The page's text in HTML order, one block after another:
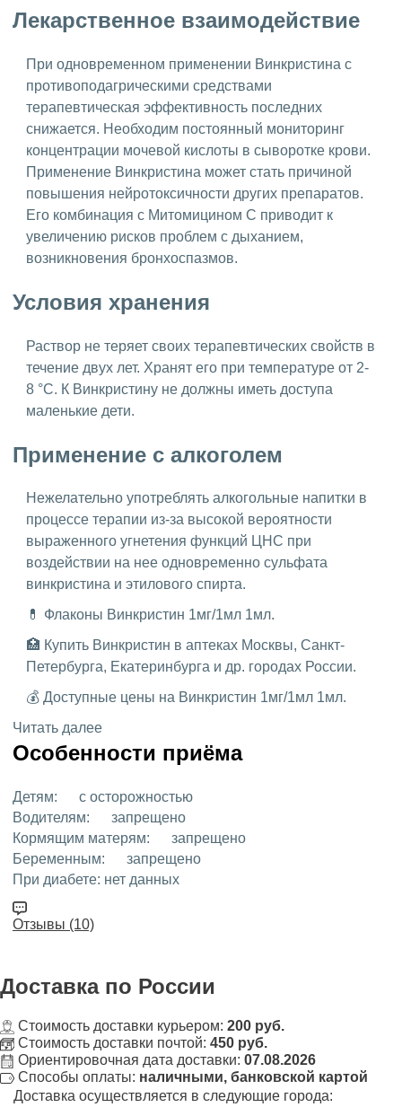
Лекарственное взаимодействие
При одновременном применении Винкристина с
противоподагрическими средствами
терапевтическая эффективность последних
снижается. Необходим постоянный мониторинг
концентрации мочевой кислоты в сыворотке крови.
Применение Винкристина может стать причиной
повышения нейротоксичности других препаратов.
Его комбинация с Митомицином С приводит к
увеличению рисков проблем с дыханием,
возникновения бронхоспазмов.
Условия хранения
Раствор не теряет своих терапевтических свойств в
течение двух лет. Хранят его при температуре от 2-
8 °C. К Винкристину не должны иметь доступа
маленькие дети.
Применение с алкоголем
Нежелательно употреблять алкогольные напитки в
процессе терапии из-за высокой вероятности
выраженного угнетения функций ЦНС при
воздействии на нее одновременно сульфата
винкристина и этилового спирта.
💊 Флаконы Винкристин 1мг/1мл 1мл.
🏥 Купить Винкристин в аптеках Москвы, Санкт-
Петербурга, Екатеринбурга и др. городах России.
💰 Доступные цены на Винкристин 1мг/1мл 1мл.
Читать далее
Особенности приёма
Детям:
с осторожностью
Водителям:
запрещено
Кормящим матерям:
запрещено
Беременным:
запрещено
При диабете: нет данных
Отзывы (10)
Доставка по России
Стоимость доставки курьером: 200 руб.
Стоимость доставки почтой: 450 руб.
Ориентировочная дата доставки: 07.08.2026
Способы оплаты: наличными, банковской картой
Доставка осуществляется в следующие города: